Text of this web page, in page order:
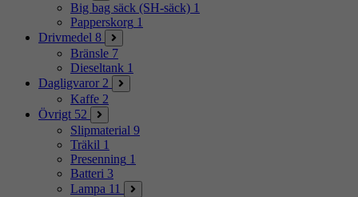
Big bag säck (SH-säck) 1
Papperskorg 1
Drivmedel 8
Bränsle 7
Dieseltank 1
Dagligvaror 2
Kaffe 2
Övrigt 52
Slipmaterial 9
Träkil 1
Presenning 1
Batteri 3
Lampa 11